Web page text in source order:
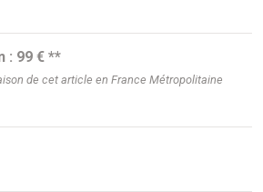
: 99 € **
de cet article en France Métropolitaine